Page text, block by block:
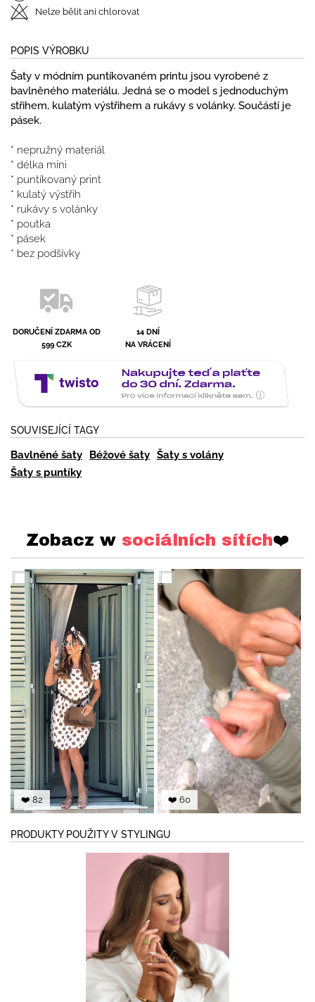
Nelze bělit ani chlorovat
POPIS VÝROBKU
Šaty v módním puntíkovaném printu jsou vyrobené z
bavlněného materiálu. Jedná se o model s jednoduchým
střihem, kulatým výstřihem a rukávy s volánky. Součástí je
pásek.
* nepružný materiál
* délka mini
* puntíkovaný print
* kulatý výstřih
* rukávy s volánky
* poutka
* pásek
* bez podšívky
DORUČENÍ ZDARMA OD
599 CZK
14 DNÍ
NA VRÁCENÍ
SOUVISEJÍCÍ TAGY
Bavlněné šaty Béžové šaty Šaty s volány
Šaty s puntíky
Zobacz w sociálních sítích❤️
❤️ 82 ❤️ 60
PRODUKTY POUŽITY V STYLINGU